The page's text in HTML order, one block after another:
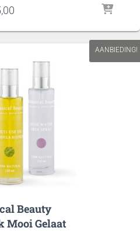
tot
AANBIEDING!
Beauty
Mooi Gelaat